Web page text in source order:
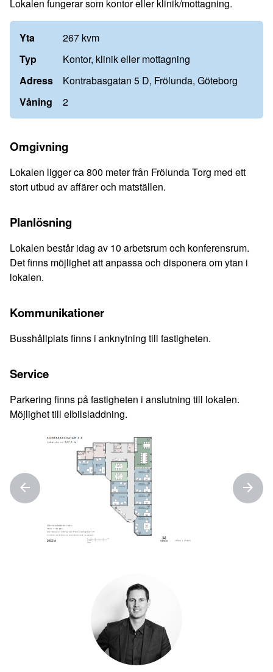
Lokalen fungerar som kontor eller klinik/mottagning.
Yta
267 kvm
Typ
Kontor, klinik eller mottagning
Adress
Kontrabasgatan 5 D, Frölunda, Göteborg
Våning
2
Omgivning
Lokalen ligger ca 800 meter från Frölunda Torg med ett
stort utbud av affärer och matställen.
Planlösning
Lokalen består idag av 10 arbetsrum och konferensrum.
Det finns möjlighet att anpassa och disponera om ytan i
lokalen.
Kommunikationer
Busshållplats finns i anknytning till fastigheten.
Service
Parkering finns på fastigheten i anslutning till lokalen.
Möjlighet till elbilsladdning.